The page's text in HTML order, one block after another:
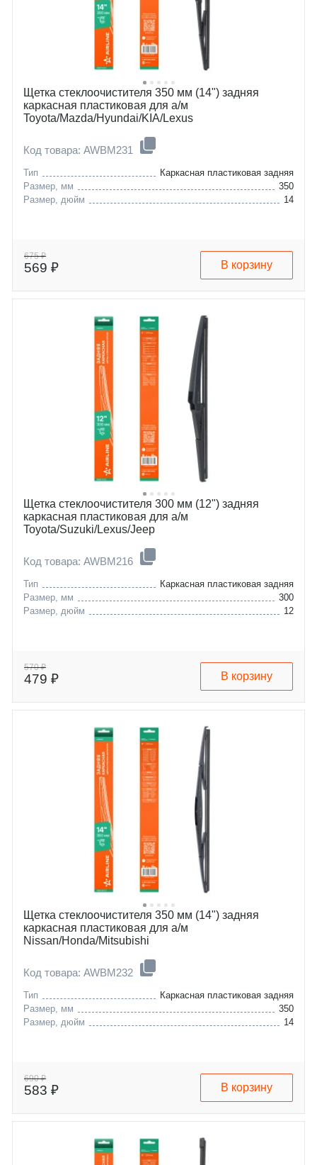
Щетка стеклоочистителя 350 мм (14") задняя
каркасная пластиковая для а/м
Toyota/Mazda/Hyundai/KIA/Lexus
Код товара: AWBM231
Тип
Каркасная пластиковая задняя
Размер, мм
350
Размер, дюйм
14
675 ₽
569 ₽ В корзину
Щетка стеклоочистителя 300 мм (12") задняя
каркасная пластиковая для а/м
Toyota/Suzuki/Lexus/Jeep
Код товара: AWBM216
Тип
Каркасная пластиковая задняя
Размер, мм
300
Размер, дюйм
12
570 ₽
479 ₽ В корзину
Щетка стеклоочистителя 350 мм (14") задняя
каркасная пластиковая для а/м
Nissan/Honda/Mitsubishi
Код товара: AWBM232
Тип
Каркасная пластиковая задняя
Размер, мм
350
Размер, дюйм
14
690 ₽
583 ₽ В корзину